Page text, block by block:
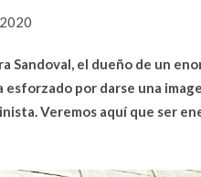
Sandoval, el dueño de un
esforzado por darse una
Veremos aquí que ser